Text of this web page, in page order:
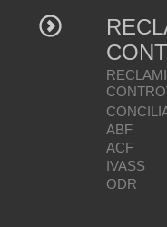
ABF
ACF
IVASS
ODR